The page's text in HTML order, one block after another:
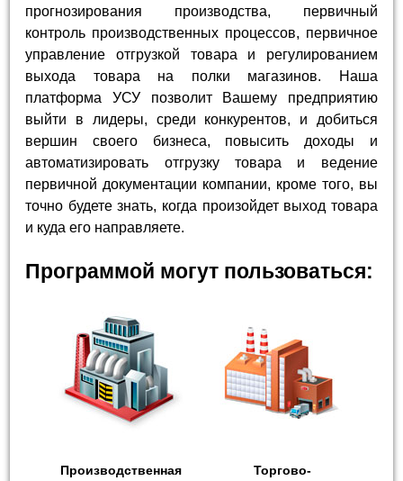
прогнозирования производства, первичный
контроль производственных процессов, первичное
управление отгрузкой товара и регулированием
выхода товара на полки магазинов. Наша
платформа УСУ позволит Вашему предприятию
выйти в лидеры, среди конкурентов, и добиться
вершин своего бизнеса, повысить доходы и
автоматизировать отгрузку товара и ведение
первичной документации компании, кроме того, вы
точно будете знать, когда произойдет выход товара
и куда его направляете.
Программой могут пользоваться:
Производственная
Торгово-